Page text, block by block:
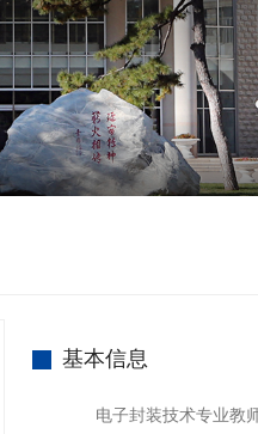
基本信息
电子封装技术专业教师